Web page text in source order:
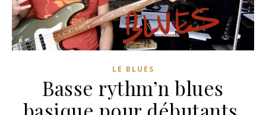
LE BLUES
Basse rythm’n blues